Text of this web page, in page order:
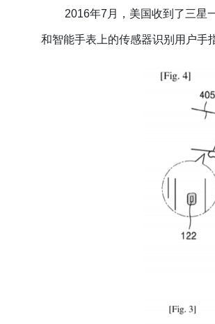
2016年7月，美国收到了三星
和智能手表上的传感器识别用户手